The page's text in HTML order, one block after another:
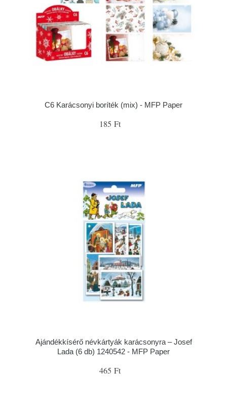
C6 Karácsonyi boríték (mix) - MFP Paper
185 Ft
Ajándékkísérő névkártyák karácsonyra – Josef
Lada (6 db) 1240542 - MFP Paper
465 Ft